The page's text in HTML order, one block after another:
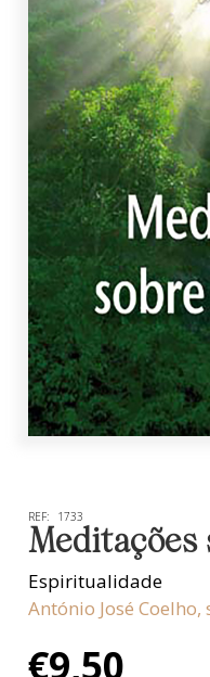
REF: 1733
Meditações
Espiritualidade
António José Coelho,
€9,50